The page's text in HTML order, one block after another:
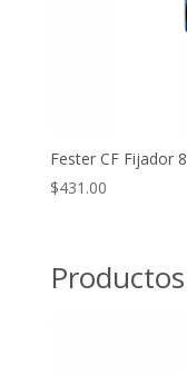
Fester CF Fijador
$431.00